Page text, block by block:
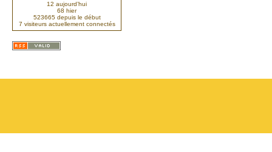
12 aujourd’hui
68 hier
523665 depuis le début
7 visiteurs actuellement connectés